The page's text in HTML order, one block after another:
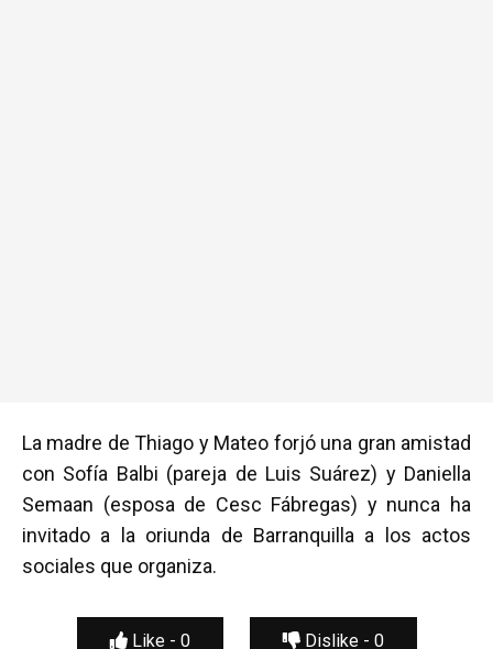
La madre de Thiago y Mateo forjó una gran amistad
con Sofía Balbi (pareja de Luis Suárez) y Daniella
Semaan (esposa de Cesc Fábregas) y nunca ha
invitado a la oriunda de Barranquilla a los actos
sociales que organiza.
Like - 0 Dislike - 0